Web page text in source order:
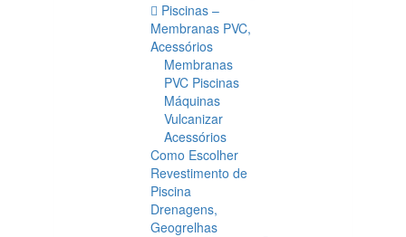
Piscinas –
Membranas PVC,
Acessórios
Membranas
PVC Piscinas
Máquinas
Vulcanizar
Acessórios
Como Escolher
Revestimento de
Piscina
Drenagens,
Geogrelhas